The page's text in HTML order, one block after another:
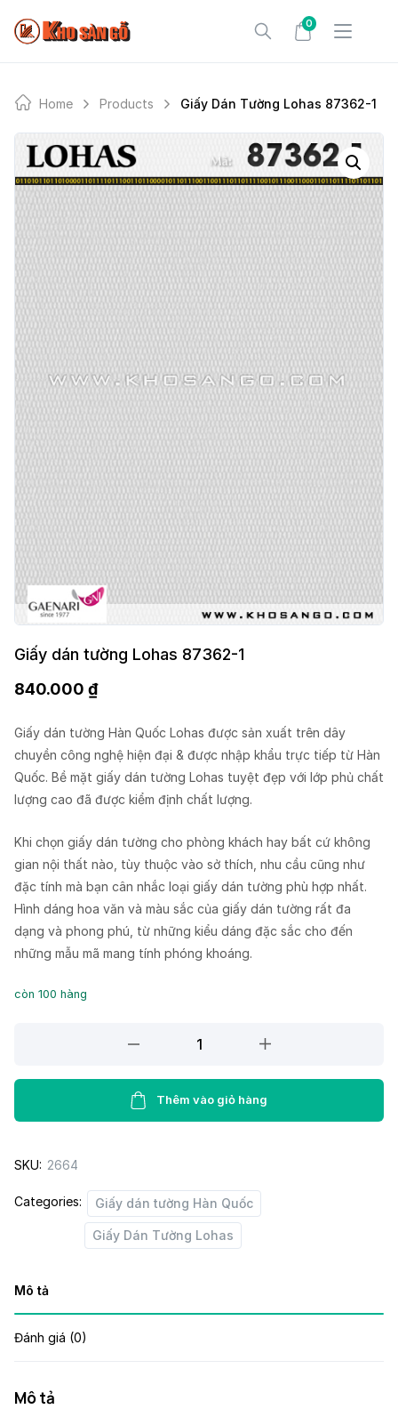
0
Home Products Giấy Dán Tường Lohas 87362-1
Giấy dán tường Lohas 87362-1
840.000 ₫
Giấy dán tường Hàn Quốc Lohas được sản xuất trên dây
chuyền công nghệ hiện đại & được nhập khẩu trực tiếp từ Hàn
Quốc. Bề mặt giấy dán tường Lohas tuyệt đẹp với lớp phủ chất
lượng cao đã được kiểm định chất lượng.
Khi chọn giấy dán tường cho phòng khách hay bất cứ không
gian nội thất nào, tùy thuộc vào sở thích, nhu cầu cũng như
đặc tính mà bạn cân nhắc loại giấy dán tường phù hợp nhất.
Hình dáng hoa văn và màu sắc của giấy dán tường rất đa
dạng và phong phú, từ những kiểu dáng đặc sắc cho đến
những mẫu mã mang tính phóng khoáng.
còn 100 hàng
tường
87362-
quantity
Thêm vào giỏ hàng
SKU: 2664
Categories: Giấy dán tường Hàn Quốc
Giấy Dán Tường Lohas
Mô tả
Đánh giá (0)
Mô tả